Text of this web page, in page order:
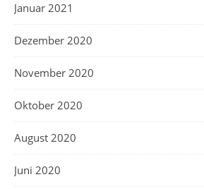
Januar 2021
Dezember 2020
November 2020
Oktober 2020
August 2020
Juni 2020